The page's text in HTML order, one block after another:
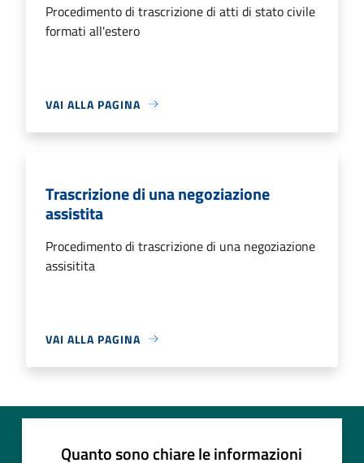
Procedimento di trascrizione di atti di stato civile
formati all'estero
VAI ALLA PAGINA
Trascrizione di una negoziazione
assistita
Procedimento di trascrizione di una negoziazione
assisitita
VAI ALLA PAGINA
Quanto sono chiare le informazioni